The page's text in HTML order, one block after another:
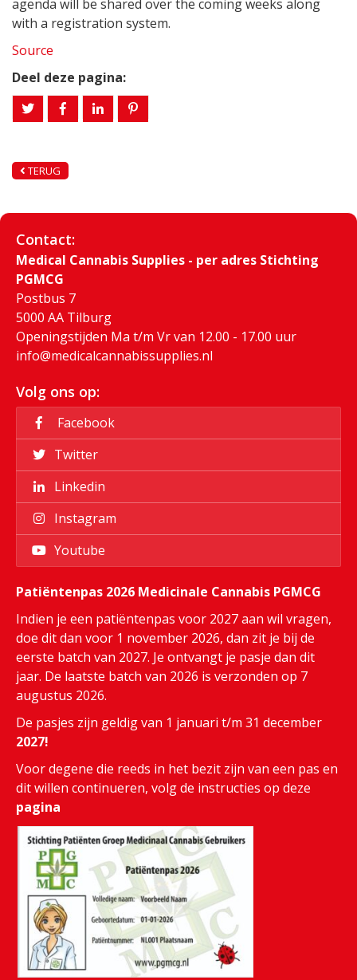
agenda will be shared over the coming weeks along
with a registration system.
Source
Deel deze pagina:
TERUG
Contact:
Medical Cannabis Supplies - per adres Stichting
PGMCG
Postbus 7
5000 AA Tilburg
Openingstijden Ma t/m Vr van 12.00 - 17.00 uur
info@medicalcannabissupplies.nl
Volg ons op:
Facebook
Twitter
Linkedin
Instagram
Youtube
Patiëntenpas 2026 Medicinale Cannabis PGMCG
Indien je een patiëntenpas voor 2027 aan wil vragen,
doe dit dan voor 1 november 2026, dan zit je bij de
eerste batch van 2027. Je ontvangt je pasje dan dit
jaar. De laatste batch van 2026 is verzonden op 7
augustus 2026.
De pasjes zijn geldig van 1 januari t/m 31 december
2027!
Voor degene die reeds in het bezit zijn van een pas en
dit willen continueren, volg de instructies op deze
pagina